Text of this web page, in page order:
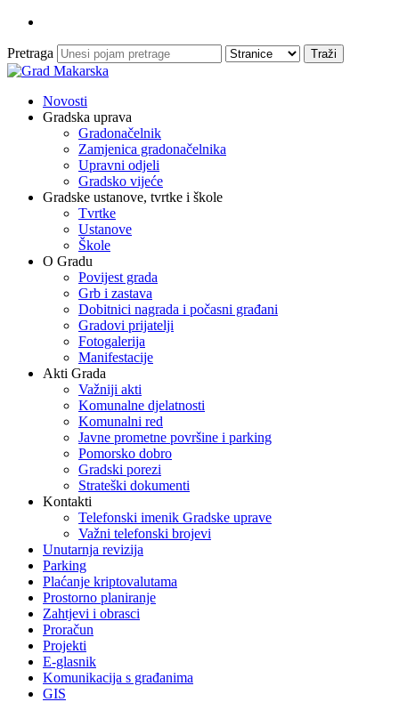
Pretraga
Novosti
Gradska uprava
Gradonačelnik
Zamjenica gradonačelnika
Upravni odjeli
Gradsko vijeće
Gradske ustanove, tvrtke i škole
Tvrtke
Ustanove
Škole
O Gradu
Povijest grada
Grb i zastava
Dobitnici nagrada i počasni građani
Gradovi prijatelji
Fotogalerija
Manifestacije
Akti Grada
Važniji akti
Komunalne djelatnosti
Komunalni red
Javne prometne površine i parking
Pomorsko dobro
Gradski porezi
Strateški dokumenti
Kontakti
Telefonski imenik Gradske uprave
Važni telefonski brojevi
Unutarnja revizija
Parking
Plaćanje kriptovalutama
Prostorno planiranje
Zahtjevi i obrasci
Proračun
Projekti
E-glasnik
Komunikacija s građanima
GIS